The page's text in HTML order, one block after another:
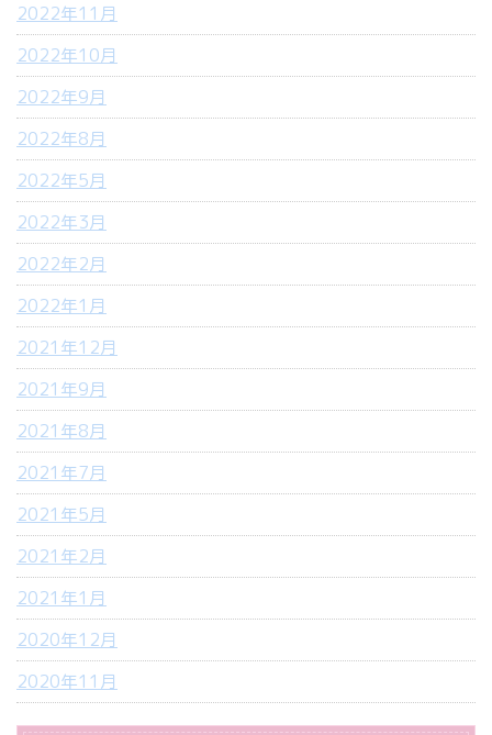
2022年11月
2022年10月
2022年9月
2022年8月
2022年5月
2022年3月
2022年2月
2022年1月
2021年12月
2021年9月
2021年8月
2021年7月
2021年5月
2021年2月
2021年1月
2020年12月
2020年11月